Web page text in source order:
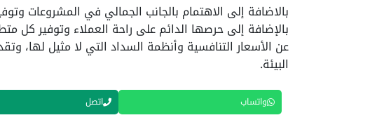
بالاضافة إلى الاهتمام بالجانب الجمالي في المشروعات
بالإضافة إلى حرصها الدائم على راحة العملاء وتوفير كل
عن الأسعار التنافسية وأنظمة السداد التي لا مثيل لها،
البيئة.
واتساب اتصل